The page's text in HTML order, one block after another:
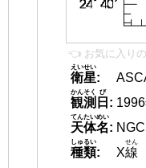
👈 お気に入り
衛星
えいせい
:
観測
かんそく
日
び
:
天体名
てんたいめい
:
種類
しゅるい
: X線
せん